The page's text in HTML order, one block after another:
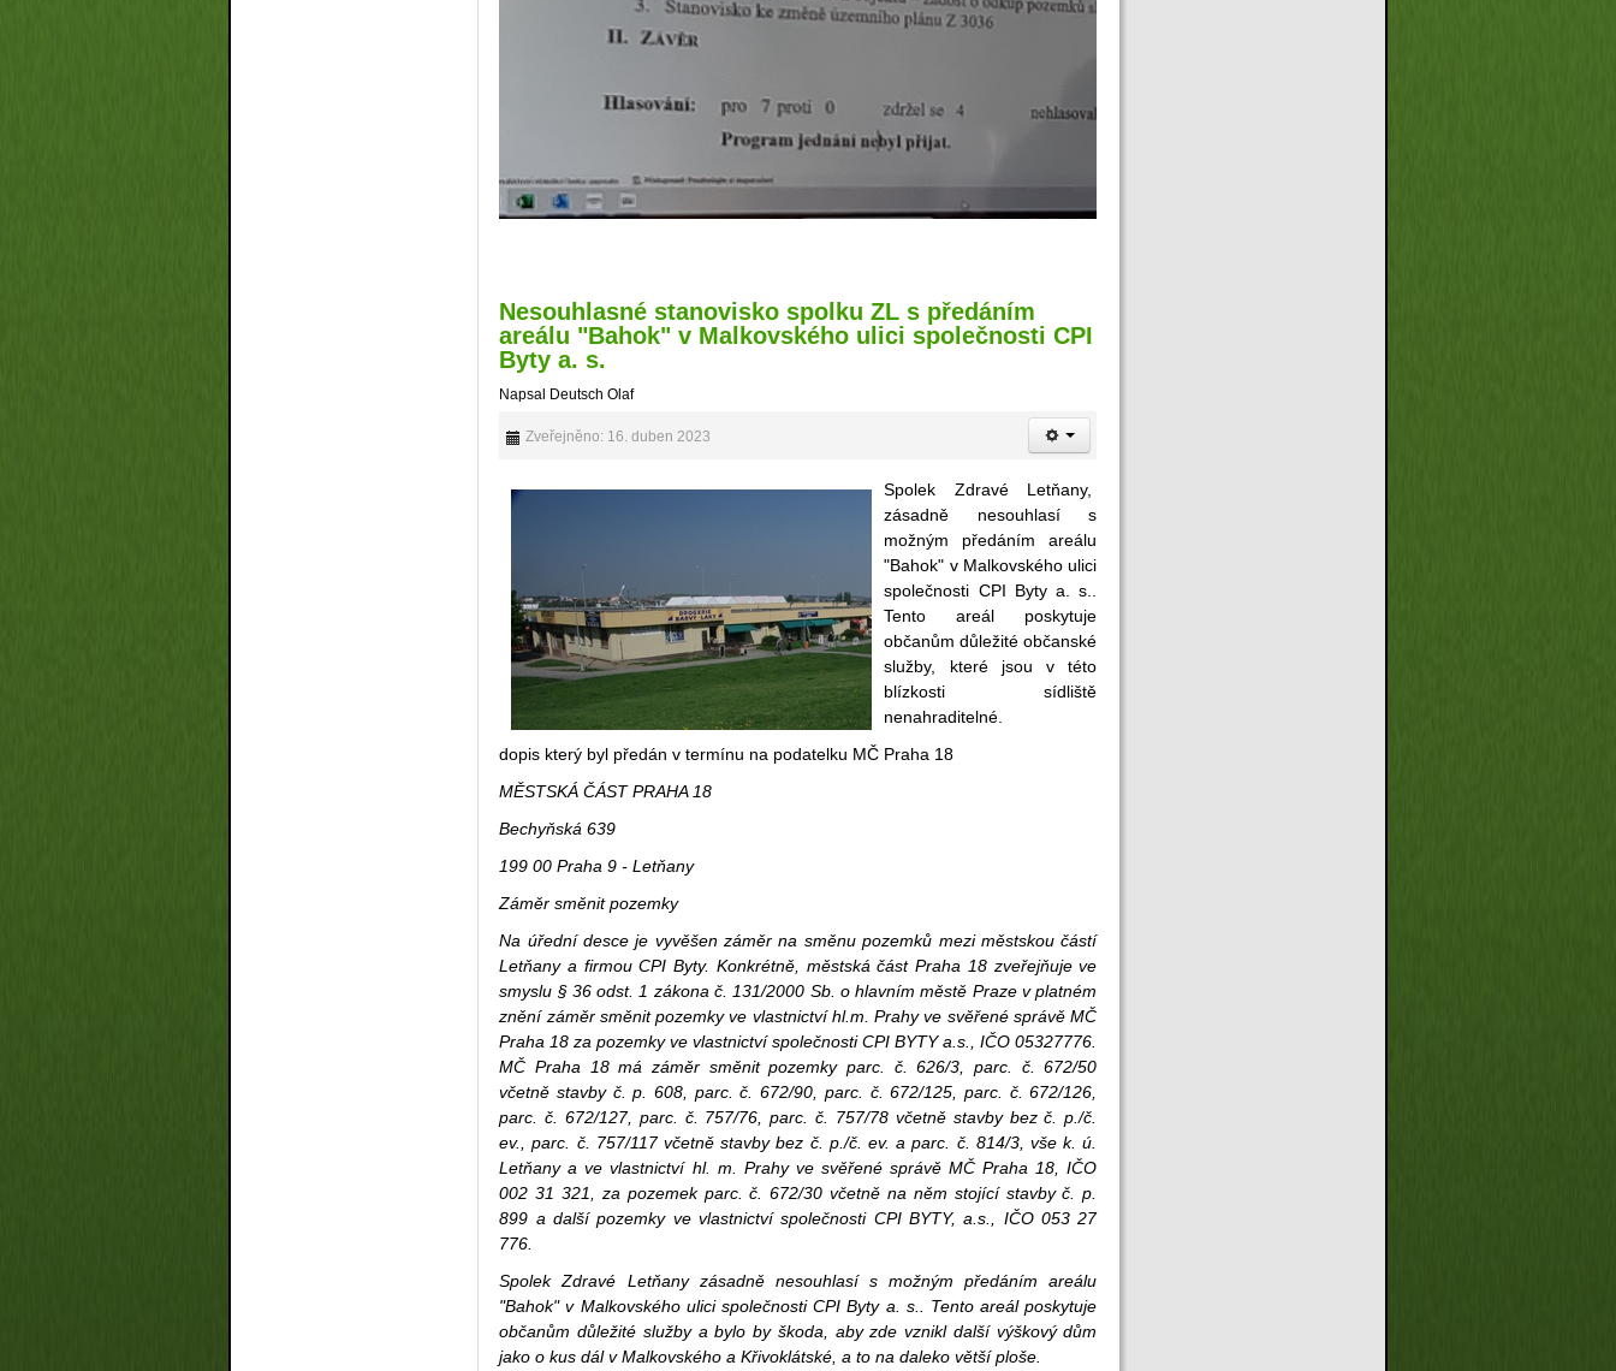
Nesouhlasné stanovisko spolku ZL s předáním
areálu "Bahok" v Malkovského ulici společnosti CPI
Byty a. s.
Napsal Deutsch Olaf
Zveřejněno: 16. duben 2023
Spolek Zdravé Letňany,
zásadně nesouhlasí s
možným předáním areálu
"Bahok" v Malkovského ulici
společnosti CPI Byty a. s..
Tento areál poskytuje
občanům důležité občanské
služby, které jsou v této
blízkosti sídliště
nenahraditelné.
dopis který byl předán v termínu na podatelku MČ Praha 18
MĚSTSKÁ ČÁST PRAHA 18
Bechyňská 639
199 00 Praha 9 - Letňany
Záměr směnit pozemky
Na úřední desce je vyvěšen záměr na směnu pozemků mezi městskou částí
Letňany a firmou CPI Byty. Konkrétně, městská část Praha 18 zveřejňuje ve
smyslu § 36 odst. 1 zákona č. 131/2000 Sb. o hlavním městě Praze v platném
znění záměr směnit pozemky ve vlastnictví hl.m. Prahy ve svěřené správě MČ
Praha 18 za pozemky ve vlastnictví společnosti CPI BYTY a.s., IČO 05327776.
MČ Praha 18 má záměr směnit pozemky parc. č. 626/3, parc. č. 672/50
včetně stavby č. p. 608, parc. č. 672/90, parc. č. 672/125, parc. č. 672/126,
parc. č. 672/127, parc. č. 757/76, parc. č. 757/78 včetně stavby bez č. p./č.
ev., parc. č. 757/117 včetně stavby bez č. p./č. ev. a parc. č. 814/3, vše k. ú.
Letňany a ve vlastnictví hl. m. Prahy ve svěřené správě MČ Praha 18, IČO
002 31 321, za pozemek parc. č. 672/30 včetně na něm stojící stavby č. p.
899 a další pozemky ve vlastnictví společnosti CPI BYTY, a.s., IČO 053 27
776.
Spolek Zdravé Letňany zásadně nesouhlasí s možným předáním areálu
"Bahok" v Malkovského ulici společnosti CPI Byty a. s.. Tento areál poskytuje
občanům důležité služby a bylo by škoda, aby zde vznikl další výškový dům
jako o kus dál v Malkovského a Křivoklátské, a to na daleko větší ploše.